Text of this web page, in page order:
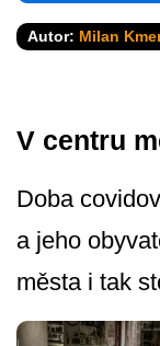
Autor: Milan
V centru
Doba
a jeho
města i tak